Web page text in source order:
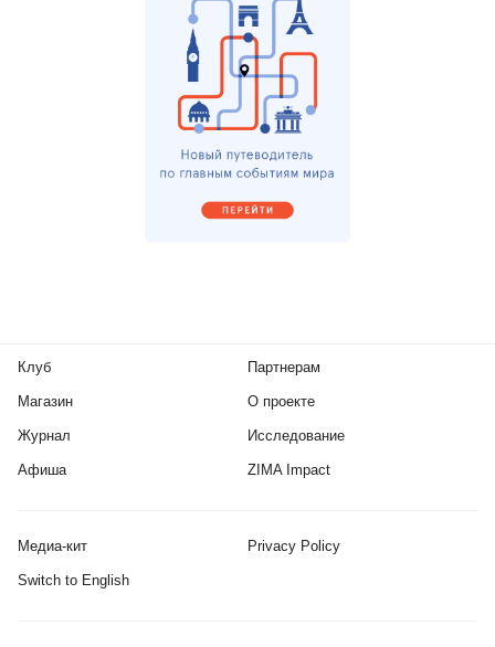
Клуб
Магазин
Журнал
Афиша
Партнерам
О проекте
Исследование
ZIMA Impact
Медиа-кит Privacy Policy
Switch to English